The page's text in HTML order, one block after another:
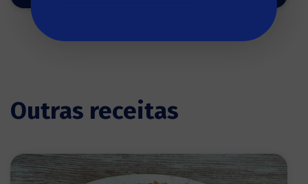
Outras receitas